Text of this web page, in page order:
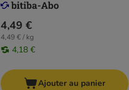
4,49 €
4,49 € / kg
4,18 €
Ajouter au panier